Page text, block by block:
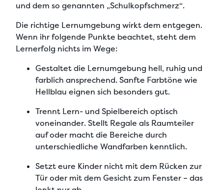
und dem so genannten „Schulkopfschmerz“.
Die richtige Lernumgebung wirkt dem entgegen.
Wenn ihr folgende Punkte beachtet, steht dem
Lernerfolg nichts im Wege:
Gestaltet die Lernumgebung hell, ruhig und
farblich ansprechend. Sanfte Farbtöne wie
Hellblau eignen sich besonders gut.
Trennt Lern- und Spielbereich optisch
voneinander. Stellt Regale als Raumteiler
auf oder macht die Bereiche durch
unterschiedliche Wandfarben kenntlich.
Setzt eure Kinder nicht mit dem Rücken zur
Türoder mit dem Gesicht zum Fenster – das